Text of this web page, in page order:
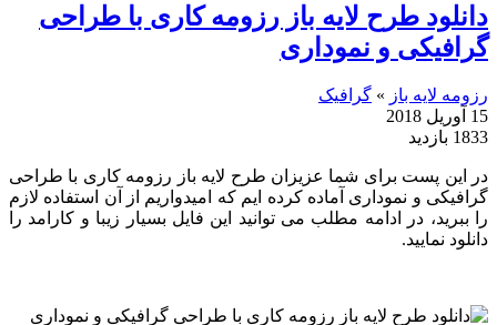
دانلود طرح لایه باز رزومه کاری با طراحی
گرافیکی و نموداری
رزومه لایه باز » گرافیک
15 آوریل 2018
1833 بازدید
در این پست برای شما عزیزان طرح لایه باز رزومه کاری با طراحی
گرافیکی و نموداری آماده کرده ایم که امیدواریم از آن استفاده لازم
را ببرید، در ادامه مطلب می توانید این فایل بسیار زیبا و کارامد را
دانلود نمایید.